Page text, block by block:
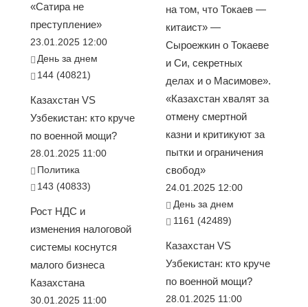
«Сатира не
преступление»
23.01.2025 12:00
День за днем
144 (40821)
Казахстан VS
Узбекистан: кто круче
по военной мощи?
28.01.2025 11:00
Политика
143 (40833)
Рост НДС и
изменения налоговой
системы коснутся
малого бизнеса
Казахстана
30.01.2025 11:00
на том, что Токаев —
китаист» —
Сыроежкин о Токаеве
и Си, секретных
делах и о Масимове».
«Казахстан хвалят за
отмену смертной
казни и критикуют за
пытки и ограничения
свобод»
24.01.2025 12:00
День за днем
1161 (42489)
Казахстан VS
Узбекистан: кто круче
по военной мощи?
28.01.2025 11:00